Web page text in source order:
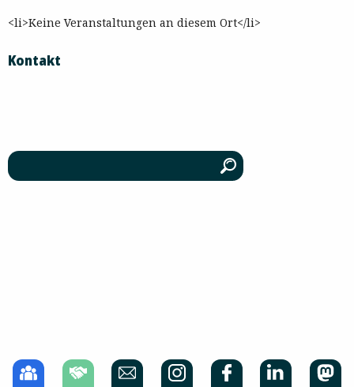
<li>Keine Veranstaltungen an diesem Ort</li>
Kontakt